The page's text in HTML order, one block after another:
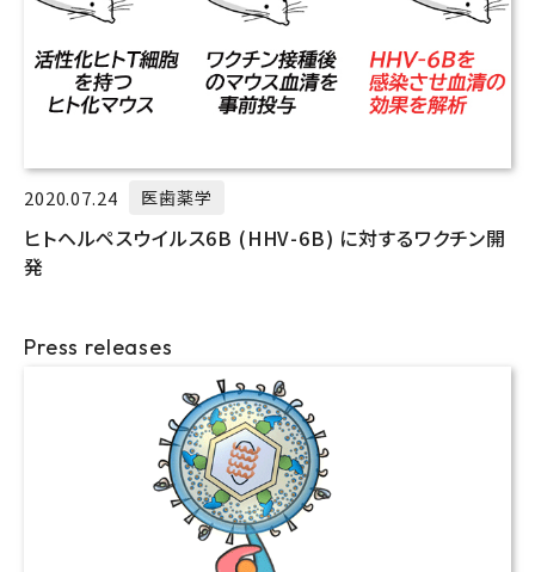
2020.07.24 医歯薬学
ヒトヘルペスウイルス6B (HHV-6B) に対するワクチン開
発
Press releases